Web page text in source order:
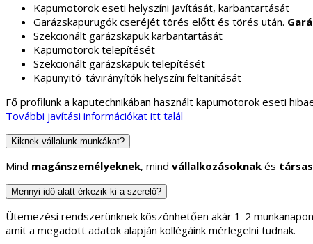
Kapumotorok eseti helyszíni javítását, karbantartását
Garázskapurugók cseréjét törés előtt és törés után.
Szekcionált garázskapuk karbantartását
Kapumotorok telepítését
Szekcionált garázskapuk telepítését
Kapunyitó-távirányítók helyszíni feltanítását
Fő profilunk a kaputechnikában használt kapumotorok eseti
További javítási információkat itt talál
Kiknek vállalunk munkákat?
Mind magánszemélyeknek, mind vállalkozásoknak és
Mennyi idő alatt érkezik ki a szerelő?
Ütemezési rendszerünknek köszönhetően akár 1-2
amit a megadott adatok alapján kollégáink mérlegelni tudnak.